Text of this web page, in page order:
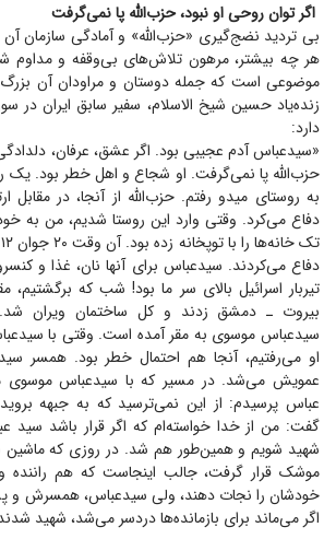
اگر توان روحی او نبود، حزب‌الله پا نمی‌گرفت
بی تردید نضج‌گیری «حزب‌الله» و آمادگی سازمان
هر چه بیشتر، مرهون تلاش‌های بی‌وقفه و مداوم
موضوعی است که جمله دوستان و مراودان آن
زنده‌یاد حسین شیخ الاسلام، سفیر سابق ایران در
دارد:
«سیدعباس آدم عجیبی بود. اگر عشق، عرفان،
حزب‌الله پا نمی‌گرفت. او شجاع و اهل خطر بود. یک
به روستای میدو رفتم. حزب‌الله از آنجا، در
دفاع می‌کرد. وقتی وارد این روستا شدیم، من به
دفاع می‌کردند. سیدعباس برای آنها نان، غذا و
تیربار اسرائیل بالای سر ما بود! شب که برگشتیم،
بیروت ـ دمشق زدند و کل ساختمان ویران شد.
سیدعباس موسوی به مقر آمده است. وقتی با
او می‌رفتیم، آنجا هم احتمال خطر بود. همسر
عمویش می‌شد. در مسیر که با سیدعباس موسوی
عباس پرسیدم: از این نمی‌ترسید که به جبهه
گفت: من از خدا خواسته‌ام که اگر قرار باشد سید
شهید شویم و همین‌طور هم شد. در روزی که
موشک قرار گرفت، جالب اینجاست که هم راننده
خودشان را نجات دهند، ولی سیدعباس، همسرش و
اگر می‌ماند برای بازمانده‌ها دردسر می‌شد، شهید